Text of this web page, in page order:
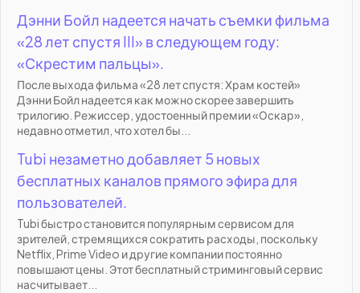
Дэнни Бойл надеется начать съемки фильма
«28 лет спустя III» в следующем году:
«Скрестим пальцы».
После выхода фильма «28 лет спустя: Храм костей»
Дэнни Бойл надеется как можно скорее завершить
трилогию. Режиссер, удостоенный премии «Оскар»,
недавно отметил, что хотел бы...
Tubi незаметно добавляет 5 новых
бесплатных каналов прямого эфира для
пользователей.
Tubi быстро становится популярным сервисом для
зрителей, стремящихся сократить расходы, поскольку
Netflix, Prime Video и другие компании постоянно
повышают цены. Этот бесплатный стриминговый сервис
насчитывает...